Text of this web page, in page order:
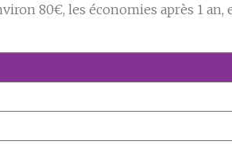
80€, les économies après 1